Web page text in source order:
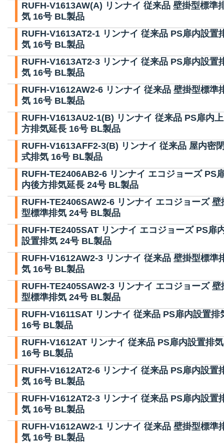
RUFH-V1613AW(A) リンナイ 従来品 壁掛型標準
気 16号 BL製品
RUFH-V1613AT2-1 リンナイ 従来品 PS扉内設置
気 16号 BL製品
RUFH-V1613AT2-3 リンナイ 従来品 PS扉内設置
気 16号 BL製品
RUFH-V1612AW2-6 リンナイ 従来品 壁掛型標準
気 16号 BL製品
RUFH-V1613AU2-1(B) リンナイ 従来品 PS扉内上
方排気延長 16号 BL製品
RUFH-V1613AFF2-3(B) リンナイ 従来品 屋内密
式排気 16号 BL製品
RUFH-TE2406AB2-6 リンナイ エコジョーズ PS
内後方排気延長 24号 BL製品
RUFH-TE2406SAW2-6 リンナイ エコジョーズ 壁
型標準排気 24号 BL製品
RUFH-TE2405SAT リンナイ エコジョーズ PS扉
設置排気 24号 BL製品
RUFH-V1612AW2-3 リンナイ 従来品 壁掛型標準
気 16号 BL製品
RUFH-TE2405SAW2-3 リンナイ エコジョーズ 壁
型標準排気 24号 BL製品
RUFH-V1611SAT リンナイ 従来品 PS扉内設置排
16号 BL製品
RUFH-V1612AT リンナイ 従来品 PS扉内設置排気
16号 BL製品
RUFH-V1612AT2-6 リンナイ 従来品 PS扉内設置
気 16号 BL製品
RUFH-V1612AT2-3 リンナイ 従来品 PS扉内設置
気 16号 BL製品
RUFH-V1612AW2-1 リンナイ 従来品 壁掛型標準
気 16号 BL製品